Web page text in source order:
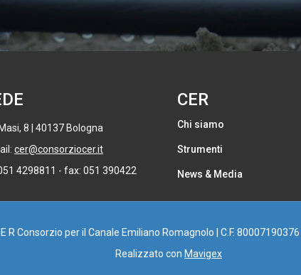
8 | 40137 Bologna
cer@consorziocer.it
4298811 - fax: 051 390422
CER
Chi siamo
Strumenti
News & Media
R Consorzio per il Canale Emiliano Romagnolo | C.F. 80007190376 |
Realizzato con Mavigex